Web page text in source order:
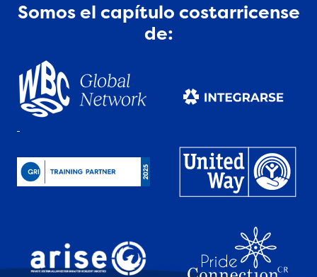
Somos el capítulo costarricense
de: